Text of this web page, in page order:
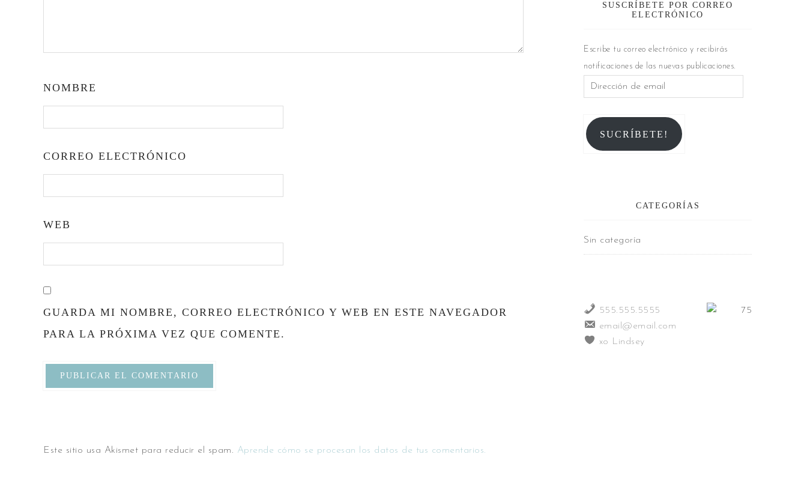
NOMBRE
CORREO ELECTRÓNICO
WEB
GUARDA MI NOMBRE, CORREO ELECTRÓNICO Y WEB EN ESTE NAVEGADOR
PARA LA PRÓXIMA VEZ QUE COMENTE.
Este sitio usa Akismet para reducir el spam. Aprende cómo se procesan los datos de tus comentarios.
SUSCRÍBETE POR CORREO
ELECTRÓNICO
Escribe tu correo electrónico y recibirás
notificaciones de las nuevas publicaciones.
SUCRÍBETE!
CATEGORÍAS
Sin categoría
555.555.5555
email@email.com
xo Lindsey